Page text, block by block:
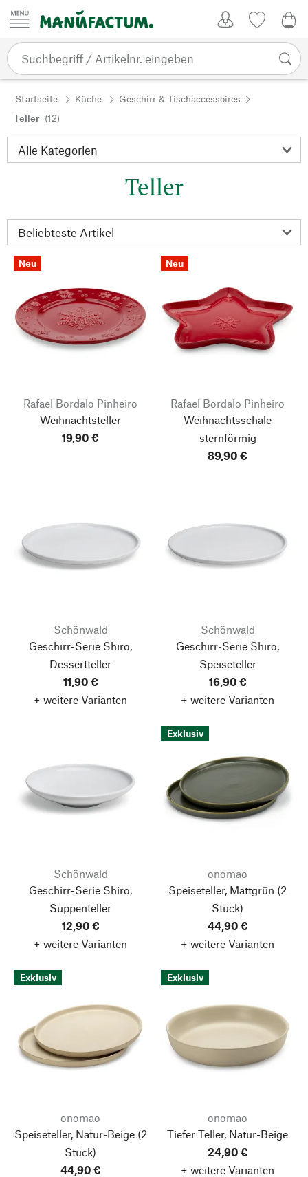
Zum Inhalt springen
Startseite Küche
Geschirr & Tischaccessoires
Teller (12)
Teller
Neu
Rafael Bordalo Pinheiro
Weihnachtsteller
19,90 €
Neu
Rafael Bordalo Pinheiro
Weihnachtsschale
sternförmig
89,90 €
Schönwald
Geschirr-Serie Shiro,
Dessertteller
11,90 €
+ weitere Varianten
Schönwald
Geschirr-Serie Shiro,
Speiseteller
16,90 €
+ weitere Varianten
Schönwald
Geschirr-Serie Shiro,
Suppenteller
12,90 €
+ weitere Varianten
Exklusiv
onomao
Speiseteller, Mattgrün (2
Stück)
44,90 €
+ weitere Varianten
Exklusiv
onomao
Speiseteller, Natur-Beige(2
Stück)
44,90 €
Exklusiv
onomao
Tiefer Teller, Natur-Beige
24,90 €
+ weitere Varianten